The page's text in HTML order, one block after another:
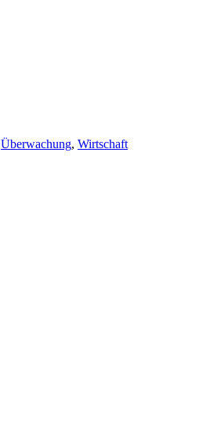
Überwachung, Wirtschaft